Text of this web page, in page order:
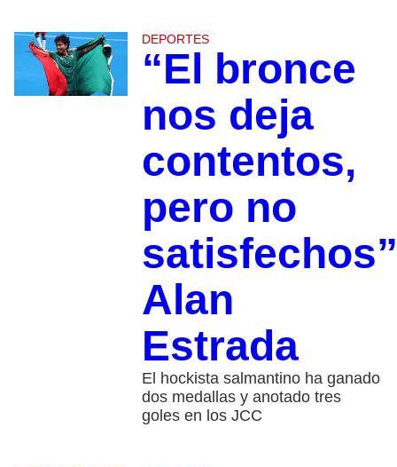
DEPORTES
“El bronce
nos deja
contentos,
pero no
Alan
Estrada
El hockista salmantino ha ganado
dos medallas y anotado tres
goles en los JCC